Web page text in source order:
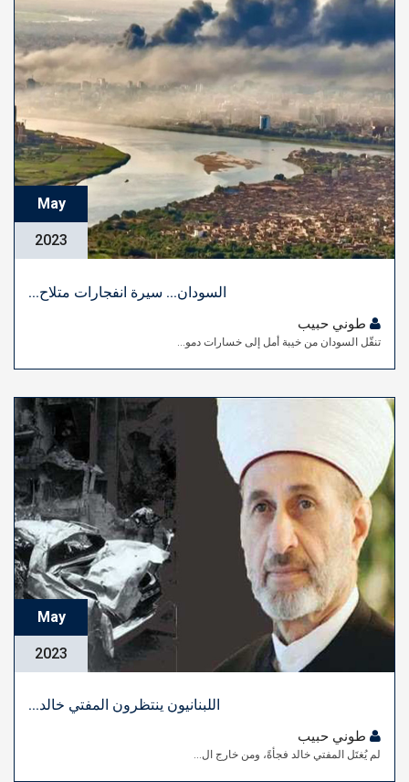
May
2023
السودان... سيرة انفجارات متلاح...
تنقّل السودان من خيبة أمل إلى خسارات دمو...
May
2023
اللبنانيون ينتظرون المفتي خالد...
لم يُغتَل المفتي خالد فجأةً، ومن خارج ال...